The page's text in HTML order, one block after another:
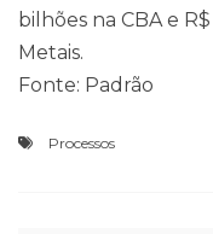
bilhões na CBA e
Metais.
Fonte: Padrão
Processos